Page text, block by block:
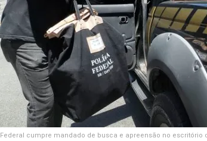
cumpre mandado de busca e apreensão no escritório